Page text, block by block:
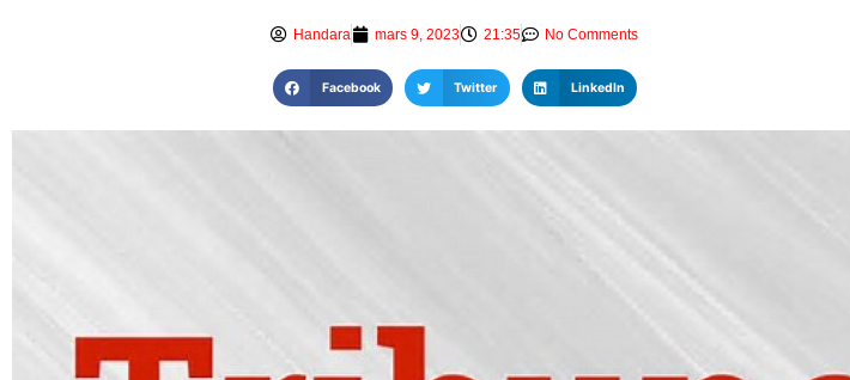
Handara mars 9, 2023 21:35 No Comments
Facebook Twitter LinkedIn